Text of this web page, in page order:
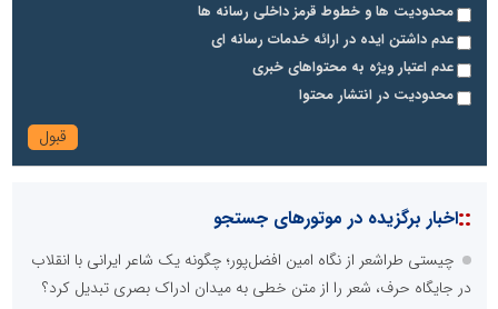
محدودیت ها و خطوط قرمز داخلی رسانه ها
عدم داشتن ایده در ارائه خدمات رسانه ای
عدم اعتبار ویژه به محتواهای خبری
محدودیت در انتشار محتوا
::اخبار برگزیده در موتورهای جستجو
چیستی طراشعر از نگاه امین افضل‌پور؛ چگونه یک شاعر ایرانی با انقلاب
در جایگاه حرف، شعر را از متن خطی به میدان ادراک بصری تبدیل کرد؟